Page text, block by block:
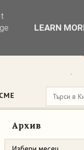
Архив
LEARN